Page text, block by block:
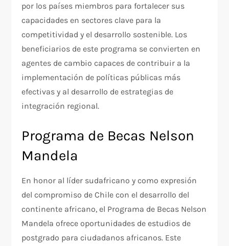
por los países miembros para fortalecer sus
capacidades en sectores clave para la
competitividad y el desarrollo sostenible. Los
beneficiarios de este programa se convierten en
agentes de cambio capaces de contribuir a la
implementación de políticas públicas más
efectivas y al desarrollo de estrategias de
integración regional.
Programa de Becas Nelson
Mandela
En honor al líder sudafricano y como expresión
del compromiso de Chile con el desarrollo del
continente africano, el Programa de Becas Nelson
Mandela ofrece oportunidades de estudios de
postgrado para ciudadanos africanos. Este